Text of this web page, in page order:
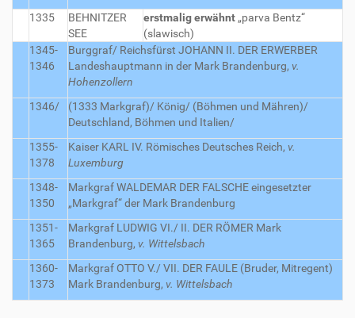
1335
BEHNITZER
SEE
erstmalig erwähnt „parva Bentz“
(slawisch)
1345-
1346
Burggraf/ Reichsfürst JOHANN II. DER ERWERBER
Landeshauptmann in der Mark Brandenburg, v.
Hohenzollern
1346/
(1333 Markgraf)/ König/ (Böhmen und Mähren)/
Deutschland, Böhmen und Italien/
1355-
1378
Kaiser KARL IV. Römisches Deutsches Reich, v.
Luxemburg
1348-
1350
Markgraf WALDEMAR DER FALSCHEeingesetzter
„Markgraf“ der Mark Brandenburg
1351-
1365
Markgraf LUDWIG VI./ II. DER RÖMER Mark
Brandenburg, v. Wittelsbach
1360-
1373
Markgraf OTTO V./ VII. DER FAULE (Bruder, Mitregent)
Mark Brandenburg, v. Wittelsbach